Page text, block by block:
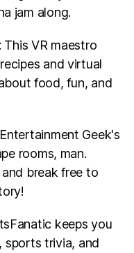
jam along.
This VR maestro
and virtual
food, fun, and
Geek's
rooms, man.
break free to
keeps you
sports trivia, and